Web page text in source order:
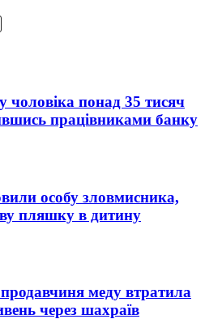
понад 35 тисяч
працівниками банку
особу зловмисника,
пляшку в дитину
меду втратила
через шахраїв